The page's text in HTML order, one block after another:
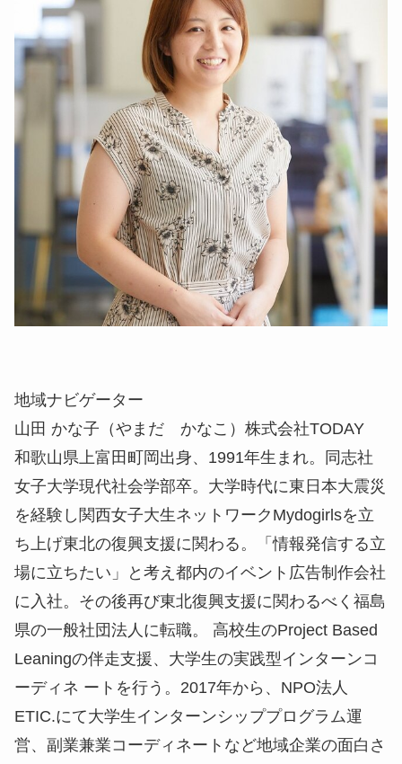
地域ナビゲーター
山田 かな子（やまだ かなこ）株式会社TODAY
和歌山県上富田町岡出身、1991年生まれ。同志社
女子大学現代社会学部卒。大学時代に東日本大震災
を経験し関西女子大生ネットワークMydogirlsを立
ち上げ東北の復興支援に関わる。「情報発信する立
場に立ちたい」と考え都内のイベント広告制作会社
に入社。その後再び東北復興支援に関わるべく福島
県の一般社団法人に転職。 高校生のProject Based
Leaningの伴走支援、大学生の実践型インターンコ
ーディネ ートを行う。2017年から、NPO法人
ETIC.にて大学生インターンシッププログラム運
営、副業兼業コーディネートなど地域企業の面白さ